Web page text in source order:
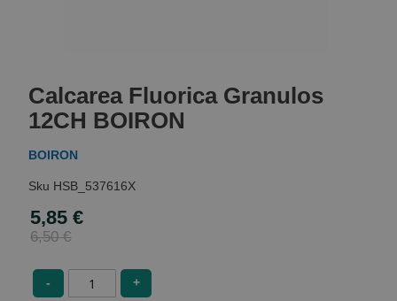
the
beginning
of
the
gallery
Calcarea Fluorica Granulos
12CH BOIRON
BOIRON
HSB_537616X
Special
Price
5,85 €
6,50 €
- +